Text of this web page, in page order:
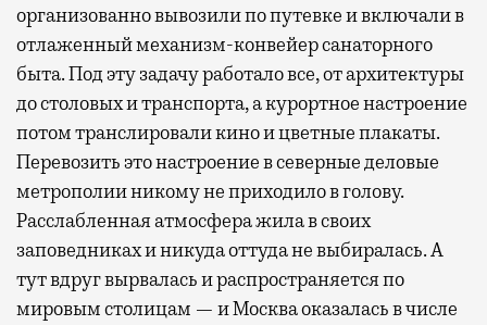
организованно вывозили по путевке и включали в
отлаженный механизм-конвейер санаторного
быта. Под эту задачу работало все, от архитектуры
до столовых и транспорта, а курортное настроение
потом транслировали кино и цветные плакаты.
Перевозить это настроение в северные деловые
метрополии никому не приходило в голову.
Расслабленная атмосфера жила в своих
заповедниках и никуда оттуда не выбиралась. А
тут вдруг вырвалась и распространяется по
мировым столицам — и Москва оказалась в числе